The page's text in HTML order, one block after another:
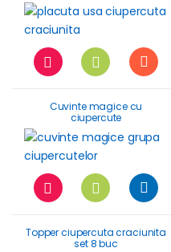
Cuvinte magice cu
ciupercute
Topper ciupercuta craciunita
set 8 buc